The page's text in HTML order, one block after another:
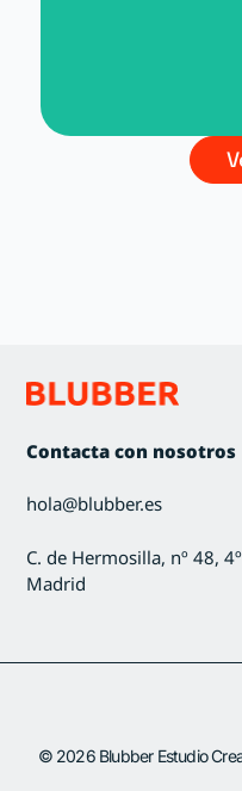
Contacta con nosotros
hola@blubber.es
C. de Hermosilla, nº 48,
Madrid
© 2026 Blubber Estudio